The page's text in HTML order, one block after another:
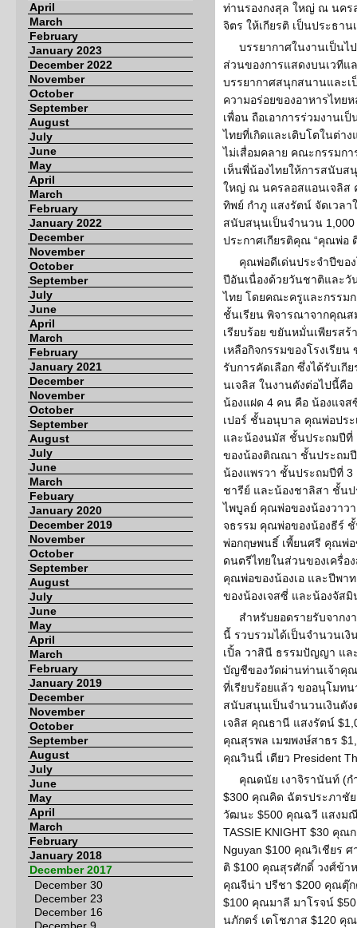
April
March
February
January 2023
December 2022
November
October
September
August
July
June
May
April
March
February
January 2022
December
November
October
September
July
June
April
March
February
January 2021
December
November
October
September
August
July
June
March
Febuary
January 2020
December 2019
November
October
September
August
July
June
May
April
March
February
January 2019
December
November
October
September
August
July
June
May
April
March
February
January 2018
December 2017
December 30
December 23
December 16
ท่านรองกงสุล ใหญ่ ณ นคร
จิตร ให้เกียรติ เป็นประธาน
บรรยากาศในงานเป็นไ
ส่วนของการแสดงบนเวที
บรรยากาศสนุกสนานและเ
ความอร่อยของอาหารไทย
เพื่อน ถือเอาการร่วมงานเ
ไทยที่เกิดและเติบโตในต่า
ไม่เสื่อมคลาย คณะกรรมกา
เห็นพี่น้องไทยให้การสนับส
ใหญ่ ณ นครลอสแอนเจลิส
ทิพย์ กำภู แสงรัตน์ จัดเวลา
สนับสนุนเป็นจำนวน 1,000
ประกาศเกียรติคุณ “คุณพ่อ
คุณพ่อดีเด่นประจำปีขอ
ปีอันเนื่องด้วยวันชาติและวั
ไทย โดยคณะครูและกรรม
ชั้นเรียน พิจารณาจากคุณส
เรียบร้อย ขยันหมั่นเพียรส
เหลือกิจกรรมของโรงเรีย
รับการคัดเลือก ซึ่งได้รับเ
นเจลิส ในงานดังต่อไปนี้คื
น้องแฝด 4 คน คือ น้องแจส
เปอร์ ชั้นอนุบาล คุณพ่อปร
และน้องนมัส ชั้นประถมปี
ของน้องติณณา ชั้นประถม
น้องแพรวา ชั้นประถมปีที่
ชารีย์ และน้องชาลิสา ชั้น
ไพบูลย์ คุณพ่อของน้องวาว
จธรรม คุณพ่อของน้องธีร์
พ่อกฤษพนธิ์ เพี้ยนศรี คุณพ่
ดนตรีไทยในส่วนของเครื่อ
คุณพ่อของน้องเอ และปีพ
ของน้องเจสซี่ และน้องจัส
สำหรับยอดรายรับจากง
นี้ รวบรวมได้เป็นจำนวนเ
เปิ้ล วาสินี ธรรมปัญญา แล
บัญชีของวัดผ่านท่านเจ้าคุ
ที่เรียบร้อยแล้ว ขออนุโมท
สนับสนุนเป็นจำนวนเงินดั
เจลิส คุณธานี แสงรัตน์
คุณสุรพล เมฆพงษ์สาธร
คุณวินนี่ เตียว President
คุณดนัย เงาจิรานันท์ (
$300 คุณคิด ฉัตรประภาชั
วัฒนะ $500 คุณฉวี แสงม
TASSIE KNIGHT $30 คุ
Nguyan $100 คุณวิเชียร
ติ $100 คุณสุรศักดิ์ วงศ์ข้า
คุณจีน่า ปรีชา $200 คุณตุ๊
$100 คุณมาลี มาโรจน์
นภักตร์ เตโชภาส $120 คุ